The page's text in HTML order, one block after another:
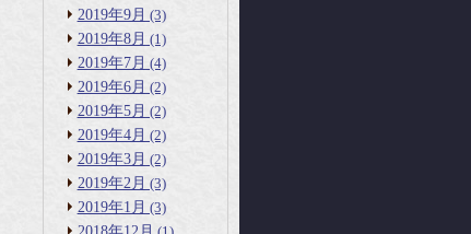
2019年9月 (3)
2019年8月 (1)
2019年7月 (4)
2019年6月 (2)
2019年5月 (2)
2019年4月 (2)
2019年3月 (2)
2019年2月 (3)
2019年1月 (3)